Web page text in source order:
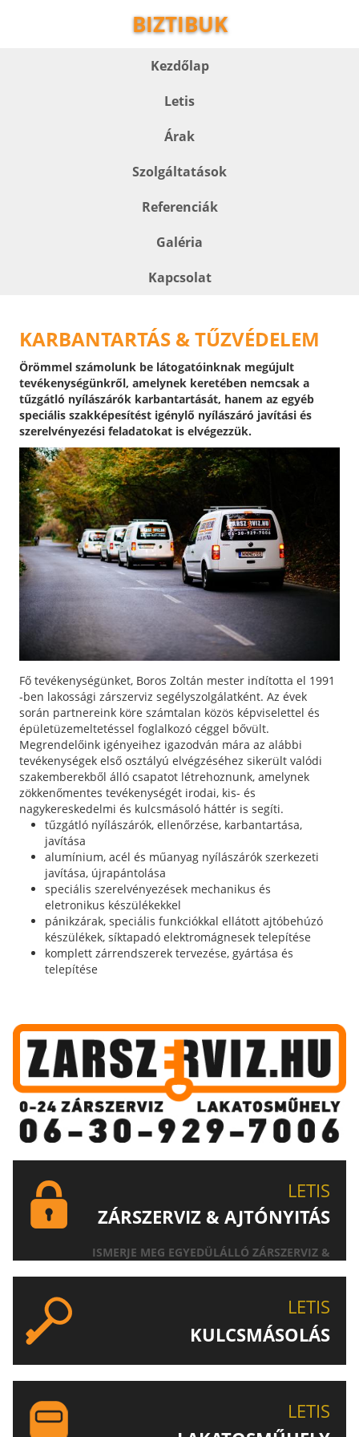
BIZTIBUK
Kezdőlap
Letis
Árak
Szolgáltatások
Referenciák
Galéria
Kapcsolat
KARBANTARTÁS & TŰZVÉDELEM
Örömmel számolunk be látogatóinknak megújult
tevékenységünkről, amelynek keretében nemcsak a
tűzgátló nyílászárók karbantartását, hanem az egyéb
speciális szakképesítést igénylő nyílászáró javítási és
szerelvényezési feladatokat is elvégezzük.
Fő tevékenységünket, Boros Zoltán mester indította el 1991
-ben lakossági zárszerviz segélyszolgálatként. Az évek
során partnereink köre számtalan közös képviselettel és
épületüzemeltetéssel foglalkozó céggel bővült.
Megrendelőink igényeihez igazodván mára az alábbi
tevékenységek első osztályú elvégzéséhez sikerült valódi
szakemberekből álló csapatot létrehoznunk, amelynek
zökkenőmentes tevékenységét irodai, kis- és
nagykereskedelmi és kulcsmásoló háttér is segíti.
tűzgátló nyílászárók, ellenőrzése, karbantartása,
javítása
alumínium, acél és műanyag nyílászárók szerkezeti
javítása, újrapántolása
speciális szerelvényezések mechanikus és
eletronikus készülékekkel
pánikzárak, speciális funkciókkal ellátott ajtóbehúzó
készülékek, síktapadó elektromágnesek telepítése
komplett zárrendszerek tervezése, gyártása és
telepítése
LETIS
ZÁRSZERVIZ & AJTÓNYITÁS
ISMERJE MEG EGYEDÜLÁLLÓ ZÁRSZERVIZ &
LETIS
KULCSMÁSOLÁS
LETIS